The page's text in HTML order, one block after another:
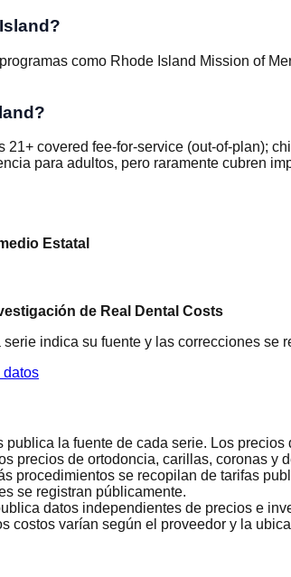
como Rhode Island Mission of
covered fee-for-service (out-of-plan);
para adultos, pero raramente cubren
Estatal
de Real Dental Costs
indica su fuente y las correcciones se
datos
la fuente de cada serie. Los
precios de ortodoncia, carillas, coronas
procedimientos se recopilan de tarifas
se registran públicamente.
datos independientes de precios e
costos varían según el proveedor y la